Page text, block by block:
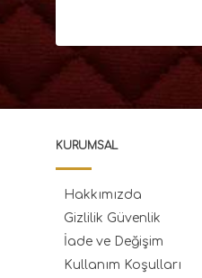
KURUMSAL
Hakkımızda
Gizlilik Güvenlik
İade ve Değişim
Kullanım Koşulları